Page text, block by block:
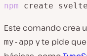
npm create
Este comando crea
my-app y te pide